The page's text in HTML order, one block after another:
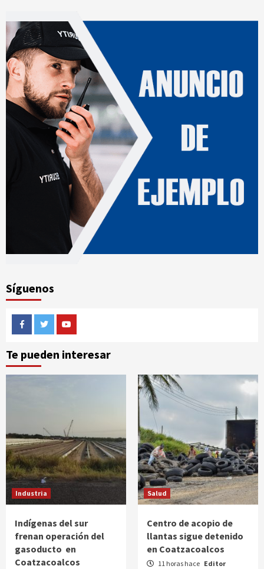
Síguenos
FacebookTwitterYoutube
Te pueden interesar
Industria
Indígenas del sur
frenan operación del
gasoducto en
Coatzacoalcos
Salud
Centro de acopio de
llantas sigue detenido
en Coatzacoalcos
11 horas hace Editor